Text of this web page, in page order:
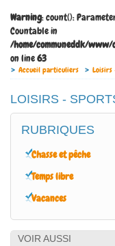
Warning: count():
Countable in
/home/communeddk/
on line63
Accueil particuliers Loisirs
LOISIRS -
RUBRIQUES
Chasse et pêche
Temps libre
Vacances
VOIR AUSSI